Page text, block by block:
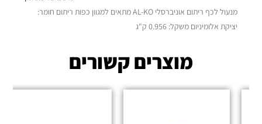
מנעול לכף ריתום אוניברסלי AL-KO מתאים למגוון כפות ריתום חומר:
יציקת אלומיניום משקל: 0.956 ק"ג
מוצרים קשורים